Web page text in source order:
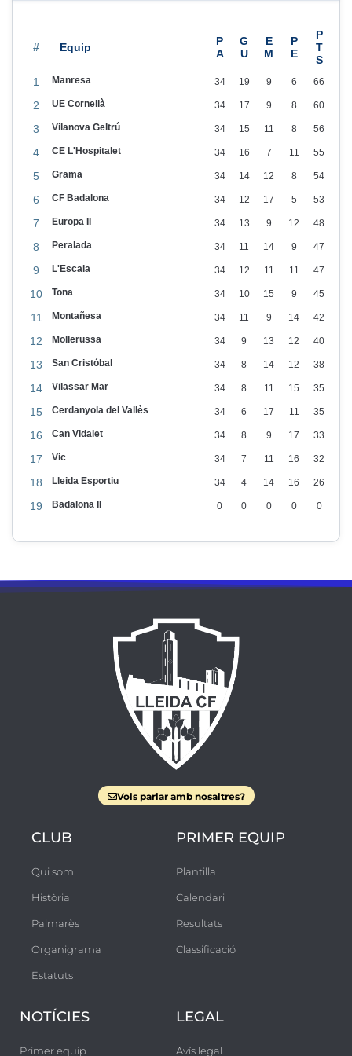
2
#
1 Manresa 34 19 9 6 66
2 UE Cornellà 34 17 9 8 60
3 Vilanova Geltrú 34 15 11 8 56
4 CE L'Hospitalet 34 16 7 11 55
5 Grama 34 14 12 8 54
6 CF Badalona 34 12 17 5 53
7 Europa II 34 13 9 12 48
8 Peralada 34 11 14 9 47
9 L'Escala 34 12 11 11 47
10 Tona 34 10 15 9 45
11 Montañesa 34 11 9 14 42
12 Mollerussa 34 9 13 12 40
13 San Cristóbal 34 8 14 12 38
14 Vilassar Mar 34 8 11 15 35
15 Cerdanyola del Vallès 34 6 17 11 35
16 Can Vidalet 34 8 9 17 33
17 Vic 34 7 11 16 32
18 Lleida Esportiu 34 4 14 16 26
19 Badalona II 0 0 0 0 0
Vols parlar amb nosaltres?
CLUB
Qui som
Història
Palmarès
Organigrama
Estatuts
PRIMER EQUIP
Plantilla
Calendari
Resultats
Classificació
NOTÍCIES
Primer equip
LEGAL
Avís legal